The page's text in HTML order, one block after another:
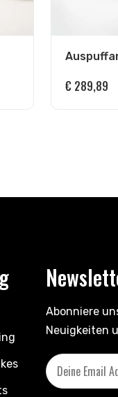
€ 289,89
Abonniere
Neuigkeiten